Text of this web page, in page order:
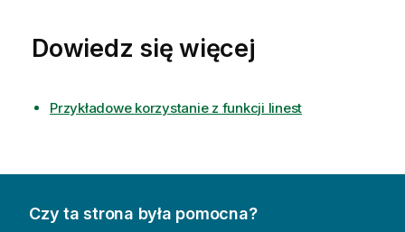
Dowiedz się więcej
Przykładowe korzystanie z funkcji linest
Czy ta strona była pomocna?